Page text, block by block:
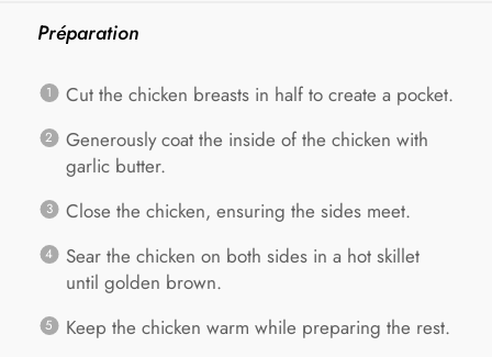
Préparation
Cut the chicken breasts in half to create a pocket.
Generously coat the inside of the chicken with
garlic butter.
Close the chicken, ensuring the sides meet.
Sear the chicken on both sides in a hot skillet
until golden brown.
Keep the chicken warm while preparing the rest.